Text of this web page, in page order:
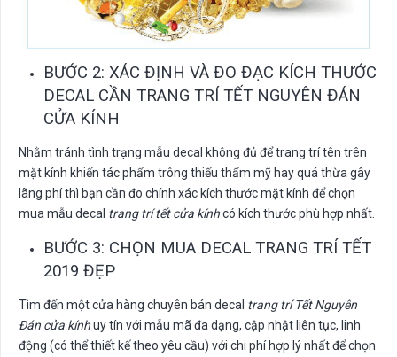
BƯỚC 2: XÁC ĐỊNH VÀ ĐO ĐẠC KÍCH THƯỚC
DECAL CẦN TRANG TRÍ TẾT NGUYÊN ĐÁN
CỬA KÍNH
Nhằm tránh tình trạng mẫu decal không đủ để trang trí tên trên
mặt kính khiến tác phẩm trông thiếu thẩm mỹ hay quá thừa gây
lãng phí thì bạn cần đo chính xác kích thước mặt kính để chọn
mua mẫu decal trang trí tết cửa kínhcó kích thước phù hợp nhất.
BƯỚC 3: CHỌN MUA DECAL TRANG TRÍ TẾT
2019 ĐẸP
Tìm đến một cửa hàng chuyên bán decal trang trí Tết Nguyên
Đán cửa kínhuy tín với mẫu mã đa dạng, cập nhật liên tục, linh
động (có thể thiết kế theo yêu cầu) với chi phí hợp lý nhất để chọn